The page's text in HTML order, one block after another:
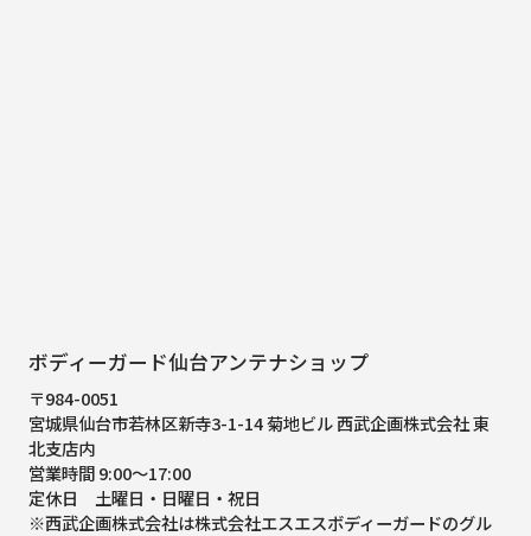
ボディーガード仙台アンテナショップ
〒984-0051
宮城県仙台市若林区新寺3-1-14 菊地ビル 西武企画株式会社 東
北支店内
営業時間 9:00～17:00
定休日 土曜日・日曜日・祝日
※西武企画株式会社は株式会社エスエスボディーガードのグル